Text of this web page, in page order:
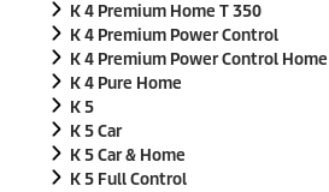
K 4 Premium Home T 350
K 4 Premium Power Control
K 4 Premium Power Control Home
K 4 Pure Home
K 5
K 5 Car
K 5 Car & Home
K 5 Full Control